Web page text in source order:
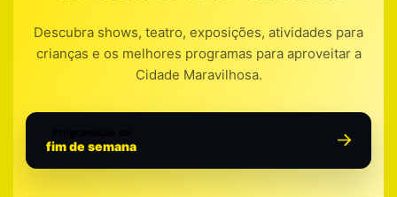
Descubra shows, teatro, exposições, atividades para
crianças e os melhores programas para aproveitar a
Cidade Maravilhosa.
fim de semana